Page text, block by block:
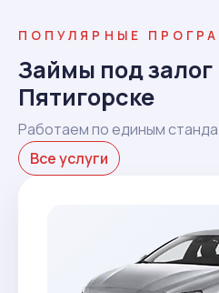
ПОПУЛЯРНЫЕ
Займы под
Пятигорске
Работаем по единым
Все услуги